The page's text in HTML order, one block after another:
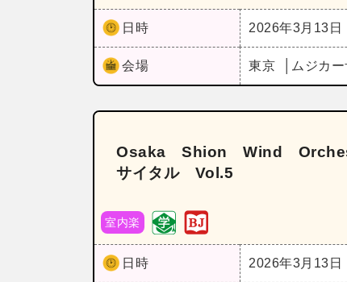
日時 2026年3月13日
会場 東京 ムジカー
Osaka Shion Wind
サイタル Vol.5
室内楽
日時 2026年3月13日